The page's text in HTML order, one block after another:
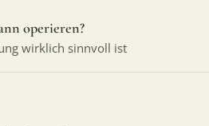
operieren?
wirklich sinnvoll ist